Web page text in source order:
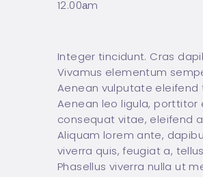
KONTAKT
12.00аm
Integer tincidunt. Cras
Vivamus elementum
Aenean vulputate eleifend
Aenean leo ligula, porttitor
consequat vitae, eleifend
Aliquam lorem ante,
viverra quis, feugiat a,
Phasellus viverra nulla ut